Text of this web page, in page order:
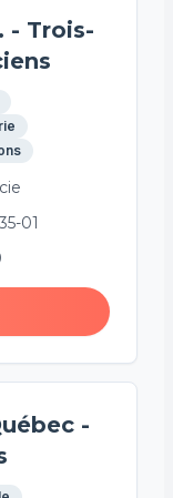
- Trois-
01
-